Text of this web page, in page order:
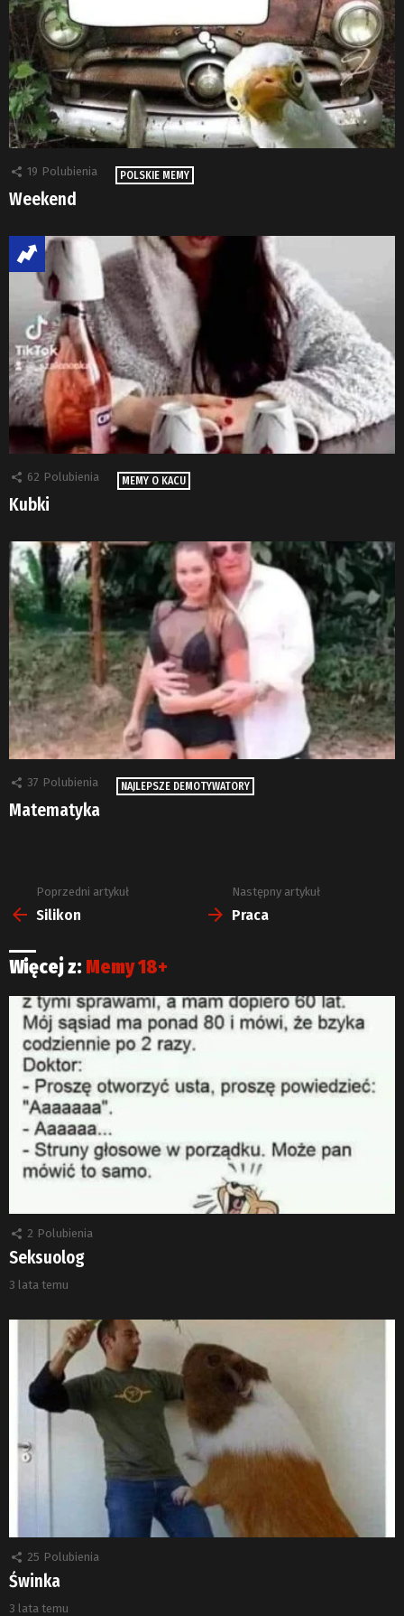
19 Polubienia POLSKIE MEMY
Weekend
62 Polubienia MEMY O KACU
Kubki
37 Polubienia NAJLEPSZE DEMOTYWATORY
Matematyka
Zobacz
więcej
Poprzedni artykuł
Silikon
Następny artykuł
Praca
Więcej z: Memy 18+
2 Polubienia
Seksuolog
3 lata temu
25 Polubienia
Świnka
3 lata temu